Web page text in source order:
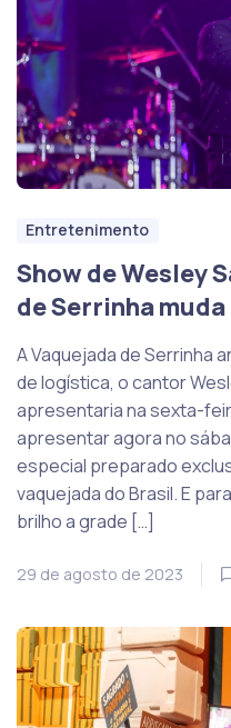
Entretenimento
Show de Wesley
de Serrinha
A Vaquejada de Serrinha
de logística, o cantor
apresentaria na sexta-
apresentar agora no
especial preparado
vaquejada do Brasil. E
brilho a grade […]
29 de agosto de 2023